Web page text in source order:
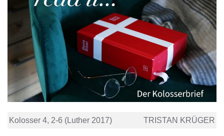
Kolosser 4, 2-6 (Luther 2017) TRISTAN KRÜGER